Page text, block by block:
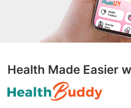
Health Made Easier